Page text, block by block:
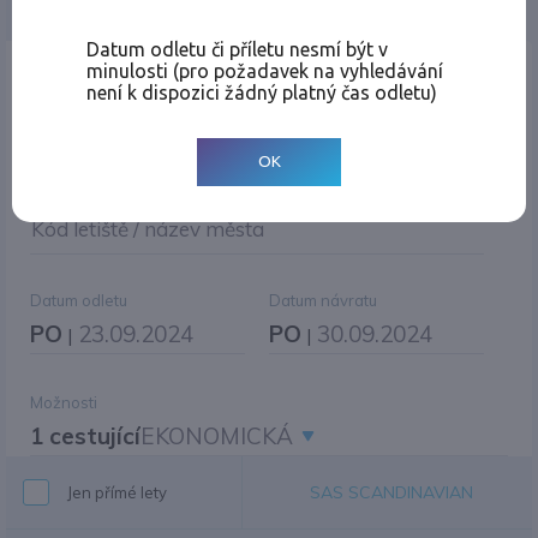
Místo odletu
Kód letiště / název města
Datum odletu
PO | 23.09.2024
Datum návratu
PO | 30.09.2024
Možnosti
1 cestujícíEKONOMICKÁ
Jen přímé lety SAS SCANDINAVIAN
Datum odletu či příletu nesmí být v
minulosti (pro požadavek na vyhledávání
není k dispozici žádný platný čas odletu)
OK